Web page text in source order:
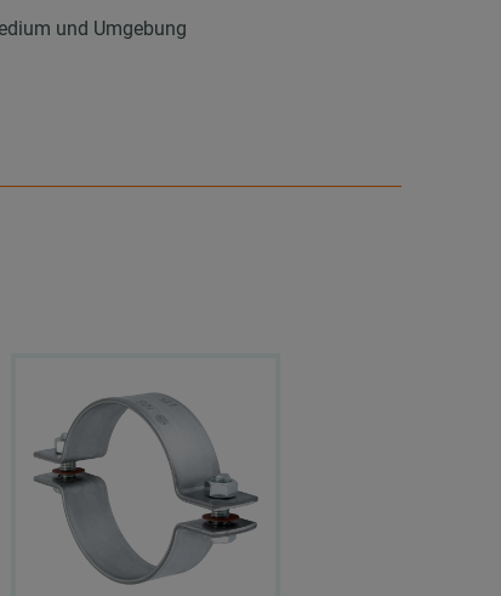
und Umgebung